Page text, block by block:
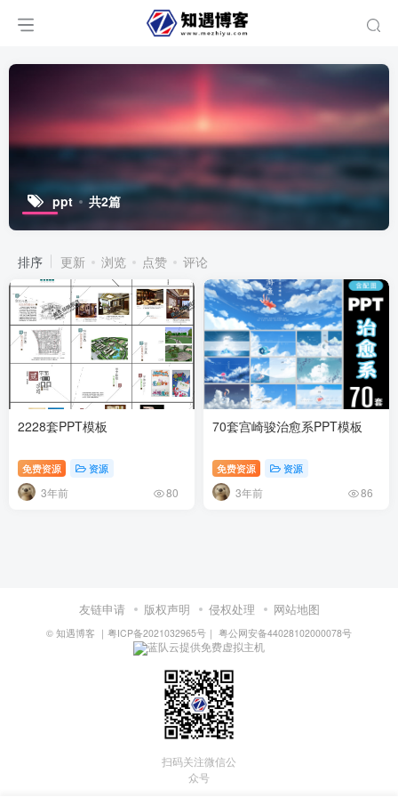
ppt 共2篇
排序 更新 浏览 点赞 评论
2228套PPT模板
免费资源 资源
3年前 80
70套宫崎骏治愈系PPT模板
免费资源 资源
3年前 86
友链申请 版权声明 侵权处理 网站地图
© 知遇博客 ｜ 粤ICP备2021032965号 ｜ 粤公网安备44028102000078号
蓝队云提供免费虚拟主机
扫码关注微信公
众号